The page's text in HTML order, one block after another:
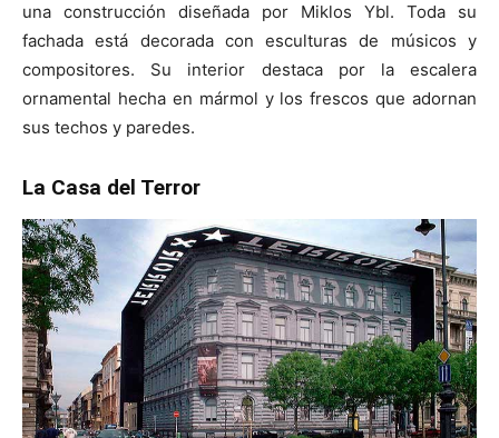
una construcción diseñada por Miklos Ybl. Toda su
fachada está decorada con esculturas de músicos y
compositores. Su interior destaca por la escalera
ornamental hecha en mármol y los frescos que adornan
sus techos y paredes.
La Casa del Terror